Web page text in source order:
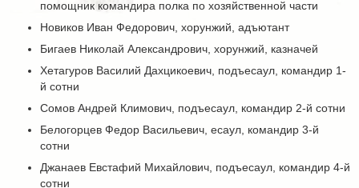
помощник командира полка по хозяйственной части
Новиков Иван Федорович, хорунжий, адъютант
Бигаев Николай Александрович, хорунжий, казначей
Хетагуров Василий Дахцикоевич, подъесаул, командир 1-
й сотни
Сомов Андрей Климович, подъесаул, командир 2-й сотни
Белогорцев Федор Васильевич, есаул, командир 3-й
сотни
Джанаев Евстафий Михайлович, подъесаул, командир 4-й
сотни